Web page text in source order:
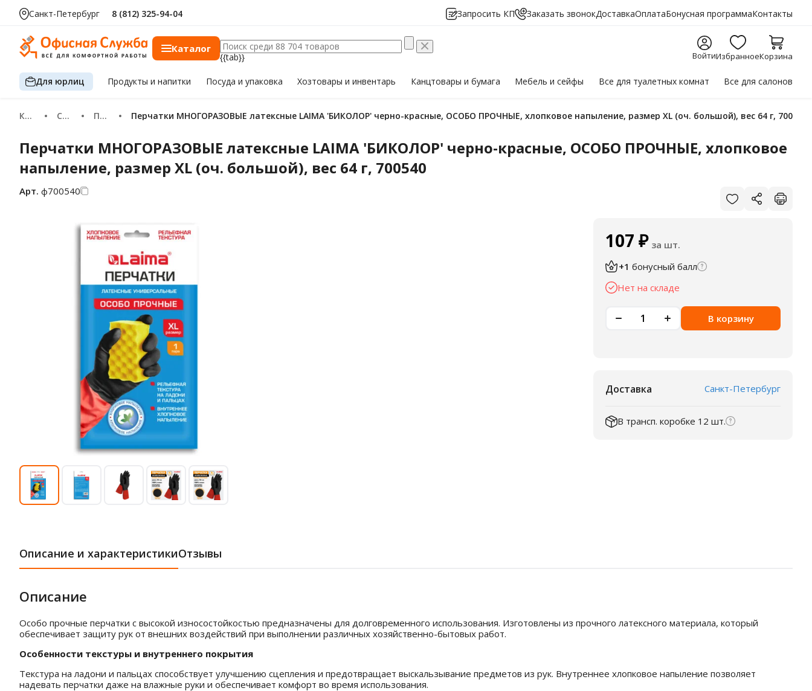
Санкт-Петербург 8 (812) 325-94-04 Запросить КП Заказать звонокДоставкаОплатаБонусная программаКонтакты
Каталог
{{tab}} ВойтиИзбранноеКорзина
Для юрлиц Продуктыи напитки Посуда и упаковка Хозтоварыи инвентарь Канцтовары и бумага Мебельи сейфы Все для туалетных комнат Все для салонов
Каталог Спецодежда и средства защиты
ПерчаткиПерчатки МНОГОРАЗОВЫЕ латексные LAIMA 'БИКОЛОР' черно-красные, ОСОБО ПРОЧНЫЕ, хлопковое напыление, размер XL (оч. большой), вес 64 г, 700540
Перчатки МНОГОРАЗОВЫЕ латексные LAIMA 'БИКОЛОР' черно-красные, ОСОБО ПРОЧНЫЕ, хлопковое
напыление, размер XL (оч. большой), вес 64 г, 700540
Арт. ф700540
107 ₽ за шт.
+1 бонусный балл
Нет на складе
В корзину
Доставка Санкт-Петербург
В трансп. коробке 12 шт.
Описание и характеристикиОтзывы
Описание
Особо прочные перчатки с высокой износостойкостью предназначены для долговременного использования. Изготовлены из прочного латексного материала, который
обеспечивает защиту рук от внешних воздействий при выполнении различных хозяйственно-бытовых работ.
Особенности текстуры и внутреннего покрытия
Текстура на ладони и пальцах способствует улучшению сцепления и предотвращает выскальзывание предметов из рук. Внутреннее хлопковое напыление позволяет
надевать перчатки даже на влажные руки и обеспечивает комфорт во время использования.